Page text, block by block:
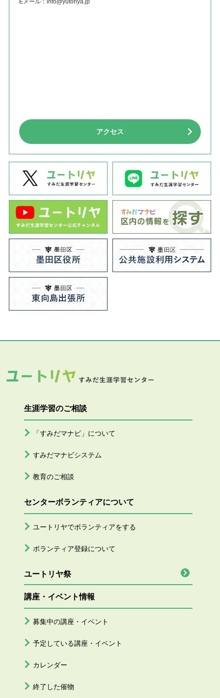
Eメール： info@yutoriya.jp
アクセス
生涯学習のご相談
「すみだマナビ」について
すみだマナビシステム
教育のご相談
センターボランティアについて
ユートリヤでボランティアをする
ボランティア登録について
ユートリヤ祭
講座・イベント情報
募集中の講座・イベント
予定している講座・イベント
カレンダー
終了した催物